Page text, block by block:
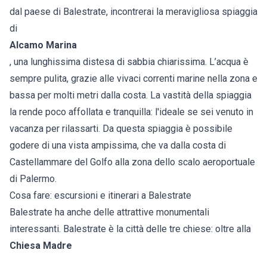
dal paese di Balestrate, incontrerai la meravigliosa spiaggia
di
Alcamo Marina
, una lunghissima distesa di sabbia chiarissima. L’acqua è
sempre pulita, grazie alle vivaci correnti marine nella zona e
bassa per molti metri dalla costa. La vastità della spiaggia
la rende poco affollata e tranquilla: l'ideale se sei venuto in
vacanza per rilassarti. Da questa spiaggia è possibile
godere di una vista ampissima, che va dalla costa di
Castellammare del Golfo alla zona dello scalo aeroportuale
di Palermo.
Cosa fare: escursioni e itinerari a Balestrate
Balestrate ha anche delle attrattive monumentali
interessanti. Balestrate è la città delle tre chiese: oltre alla
Chiesa Madre